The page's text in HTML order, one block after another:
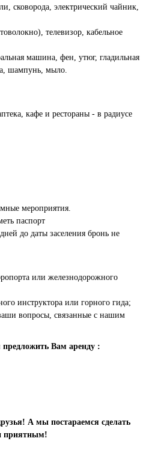
сковорода, электрический чайник,
телевизор, кабельное
машина, фен, утюг, гладильная
шампунь, мыло.
кафе и рестораны - в радиусе
мероприятия.
паспорт
до даты заселения бронь не
или железнодорожного
инструктора или горного гида;
вопросы, связанные с нашим
Вам аренду :
А мы постараемся сделать
приятным!